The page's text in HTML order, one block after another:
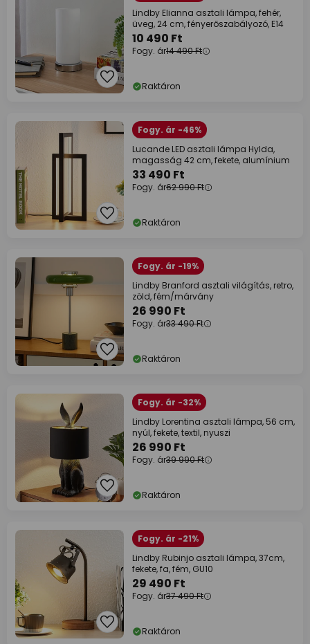
Lindby Elianna asztali lámpa, fehér,
üveg, 24 cm, fényerőszabályozó, E14
10 490 Ft
Fogy. ár14 490 Ft
Raktáron
Fogy. ár -46%
Lucande LED asztali lámpa Hylda,
magasság 42 cm, fekete, alumínium
33 490 Ft
Fogy. ár62 990 Ft
Raktáron
Fogy. ár -19%
Lindby Branford asztali világítás, retro,
zöld, fém/márvány
26 990 Ft
Fogy. ár33 490 Ft
Raktáron
Fogy. ár -32%
Lindby Lorentina asztali lámpa, 56 cm,
nyúl, fekete, textil, nyuszi
26 990 Ft
Fogy. ár39 990 Ft
Raktáron
Fogy. ár -21%
Lindby Rubinjo asztali lámpa, 37cm,
fekete, fa, fém, GU10
29 490 Ft
Fogy. ár37 490 Ft
Raktáron